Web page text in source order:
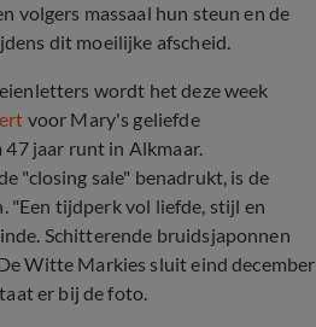
volgers massaal hun steun en de
dit moeilijke afscheid.
wordt het deze week
voor Mary's geliefde
jaar runt in Alkmaar.
"closing sale" benadrukt, is de
"Een tijdperk vol liefde, stijl en
Schitterende bruidsjaponnen
Witte Markies sluit eind december
er bij de foto.